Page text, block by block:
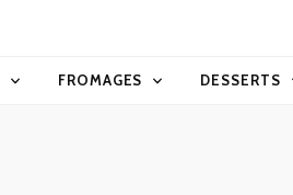
FROMAGES DESSERTS